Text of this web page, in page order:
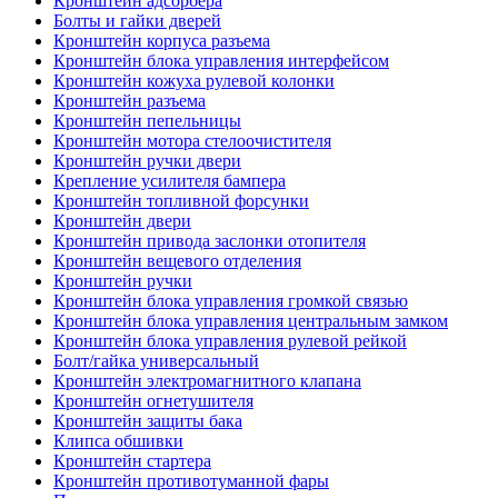
Болты и гайки дверей
Кронштейн корпуса разъема
Кронштейн блока управления интерфейсом
Кронштейн кожуха рулевой колонки
Кронштейн разъема
Кронштейн пепельницы
Кронштейн мотора стелоочистителя
Кронштейн ручки двери
Крепление усилителя бампера
Кронштейн топливной форсунки
Кронштейн двери
Кронштейн привода заслонки отопителя
Кронштейн вещевого отделения
Кронштейн ручки
Кронштейн блока управления громкой связью
Кронштейн блока управления центральным замком
Кронштейн блока управления рулевой рейкой
Болт/гайка универсальный
Кронштейн электромагнитного клапана
Кронштейн огнетушителя
Кронштейн защиты бака
Клипса обшивки
Кронштейн стартера
Кронштейн противотуманной фары